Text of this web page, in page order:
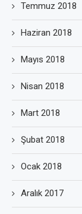
Temmuz 2018
Haziran 2018
Mayıs 2018
Nisan 2018
Mart 2018
Şubat 2018
Ocak 2018
Aralık 2017